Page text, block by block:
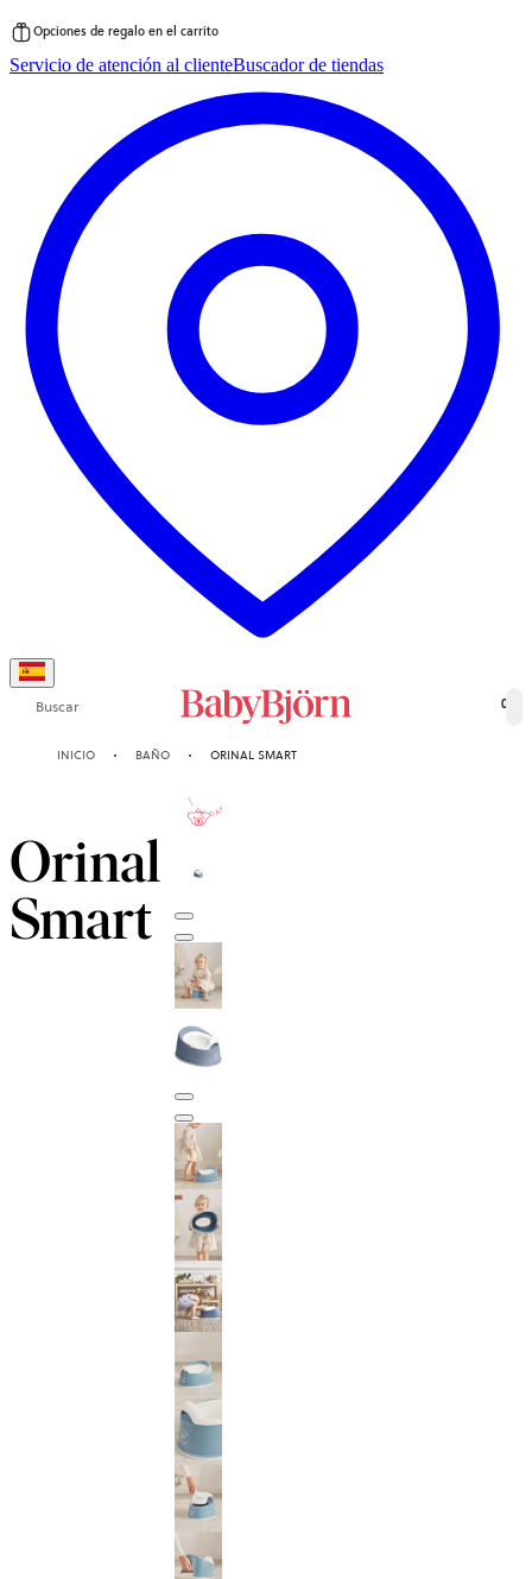
al
Opciones de regalo en el carrito
Servicio de atención al clienteBuscador de tiendas
Buscar 0
INICIO BAÑO ORINAL SMART
Orinal
Smart
DE GARANTÍA